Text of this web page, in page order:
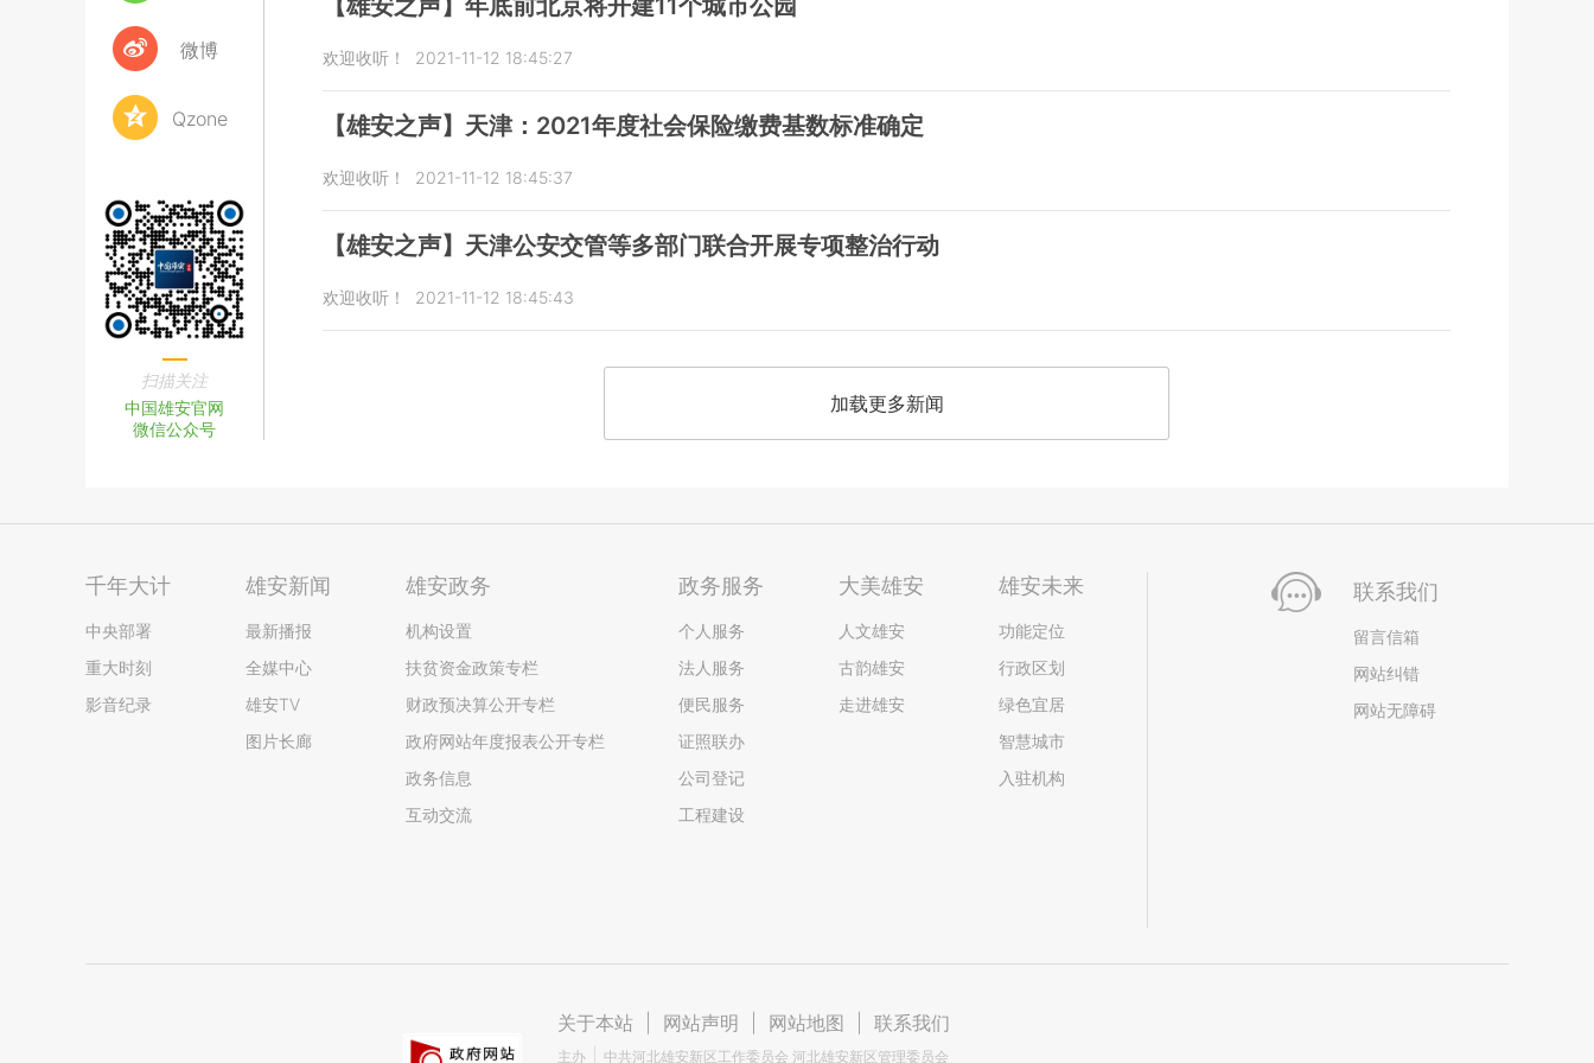
微博
Qzone
扫描关注
中国雄安官网
微信公众号
【雄安之声】年底前北京将开建11个城市公园
欢迎收听！ 2021-11-12 18:45:27
【雄安之声】天津：2021年度社会保险缴费基数标准确定
欢迎收听！ 2021-11-12 18:45:37
【雄安之声】天津公安交管等多部门联合开展专项整治行动
欢迎收听！ 2021-11-12 18:45:43
加载更多新闻
千年大计
中央部署
重大时刻
影音纪录
雄安新闻
最新播报
全媒中心
雄安TV
图片长廊
雄安政务
机构设置
扶贫资金政策专栏
财政预决算公开专栏
政府网站年度报表公开专栏
政务信息
互动交流
政务服务
个人服务
法人服务
便民服务
证照联办
公司登记
工程建设
大美雄安
人文雄安
古韵雄安
走进雄安
雄安未来
功能定位
行政区划
绿色宜居
智慧城市
入驻机构
联系我们
留言信箱
网站纠错
网站无障碍
关于本站 网站声明 网站地图 联系我们
主办 中共河北雄安新区工作委员会 河北雄安新区管理委员会